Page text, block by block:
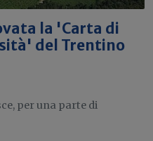
la 'Carta di
del Trentino
per una parte di